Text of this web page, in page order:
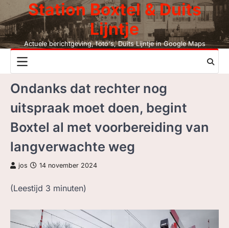
Skip
to
content
Station Boxtel & Duits
Lijntje
Actuele berichtgeving, foto's, Duits Lijntje in Google Maps
DUITS LIJNTJE
STATION BOXTEL
CONTACT
ZOEK, NIET BC
LEZEN BC, JAAR
Ondanks dat rechter nog
uitspraak moet doen, begint
Boxtel al met voorbereiding van
langverwachte weg
jos 14 november 2024
(Leestijd 3 minuten)